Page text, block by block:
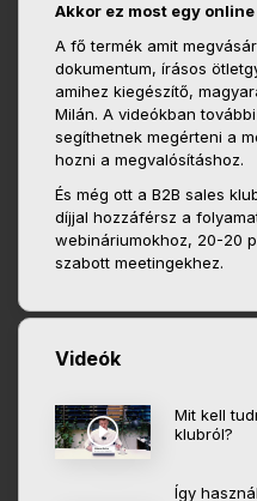
Akkor ez most egy
A fő termék amit
dokumentum, írásos
amihez kiegészítő,
Milán. A videókban
segíthetnek megérteni a
hozni a megvalósításhoz.
És még ott a B2B sales
díjjal hozzáférsz a
webináriumokhoz, 20-20
szabott meetingekhez.
Videók
Mit kell
klubról?
Így